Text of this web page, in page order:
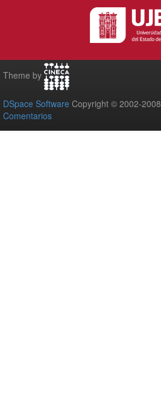
Theme by
DSpace Software Copyright © 2002-2008
Comentarios